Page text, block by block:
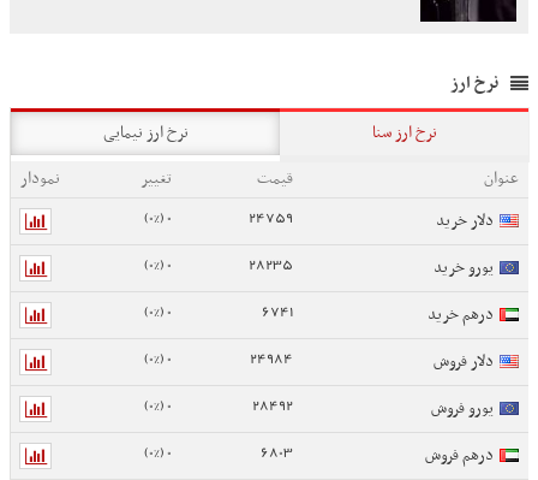
نرخ ارز
نرخ ارز سنا
نرخ ارز نیمایی
عنوان
قیمت تغییر
نمودار
دلار خرید
24759
0 (0%)
یورو خرید 28235
0 (0%)
درهم خرید 6741
0 (0%)
دلار فروش 24984
0 (0%)
یورو فروش 28492
0 (0%)
درهم فروش 6803
0 (0%)